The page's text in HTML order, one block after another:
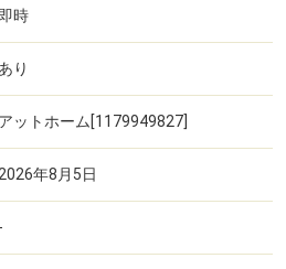
即時
あり
アットホーム[1179949827]
2026年8月5日
-